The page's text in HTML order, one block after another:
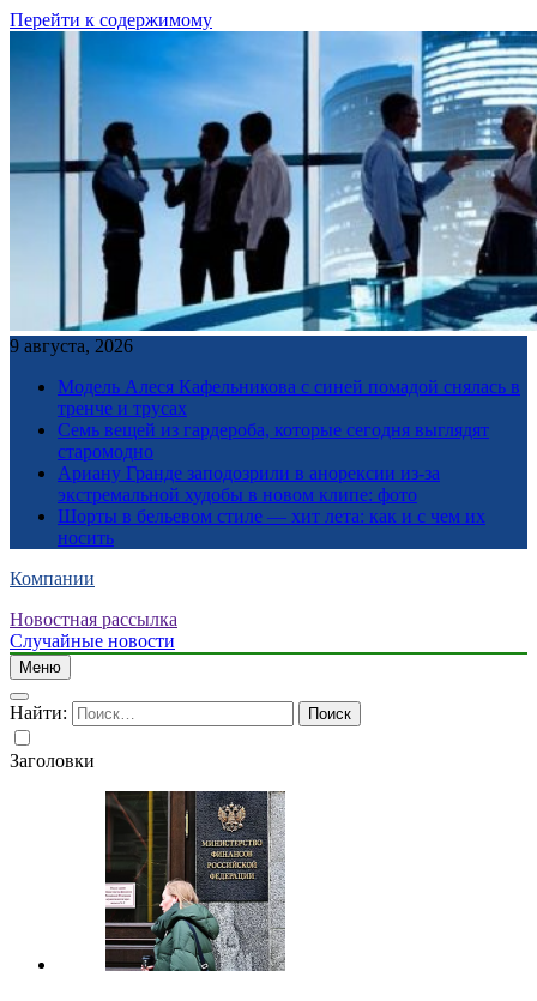
Перейти к содержимому
9 августа, 2026
Модель Алеся Кафельникова с синей помадой снялась в
тренче и трусах
Семь вещей из гардероба, которые сегодня выглядят
старомодно
Ариану Гранде заподозрили в анорексии из-за
экстремальной худобы в новом клипе: фото
Шорты в бельевом стиле — хит лета: как и с чем их
носить
Компании
Новостная рассылка
Случайные новости
Меню
Найти:
Заголовки